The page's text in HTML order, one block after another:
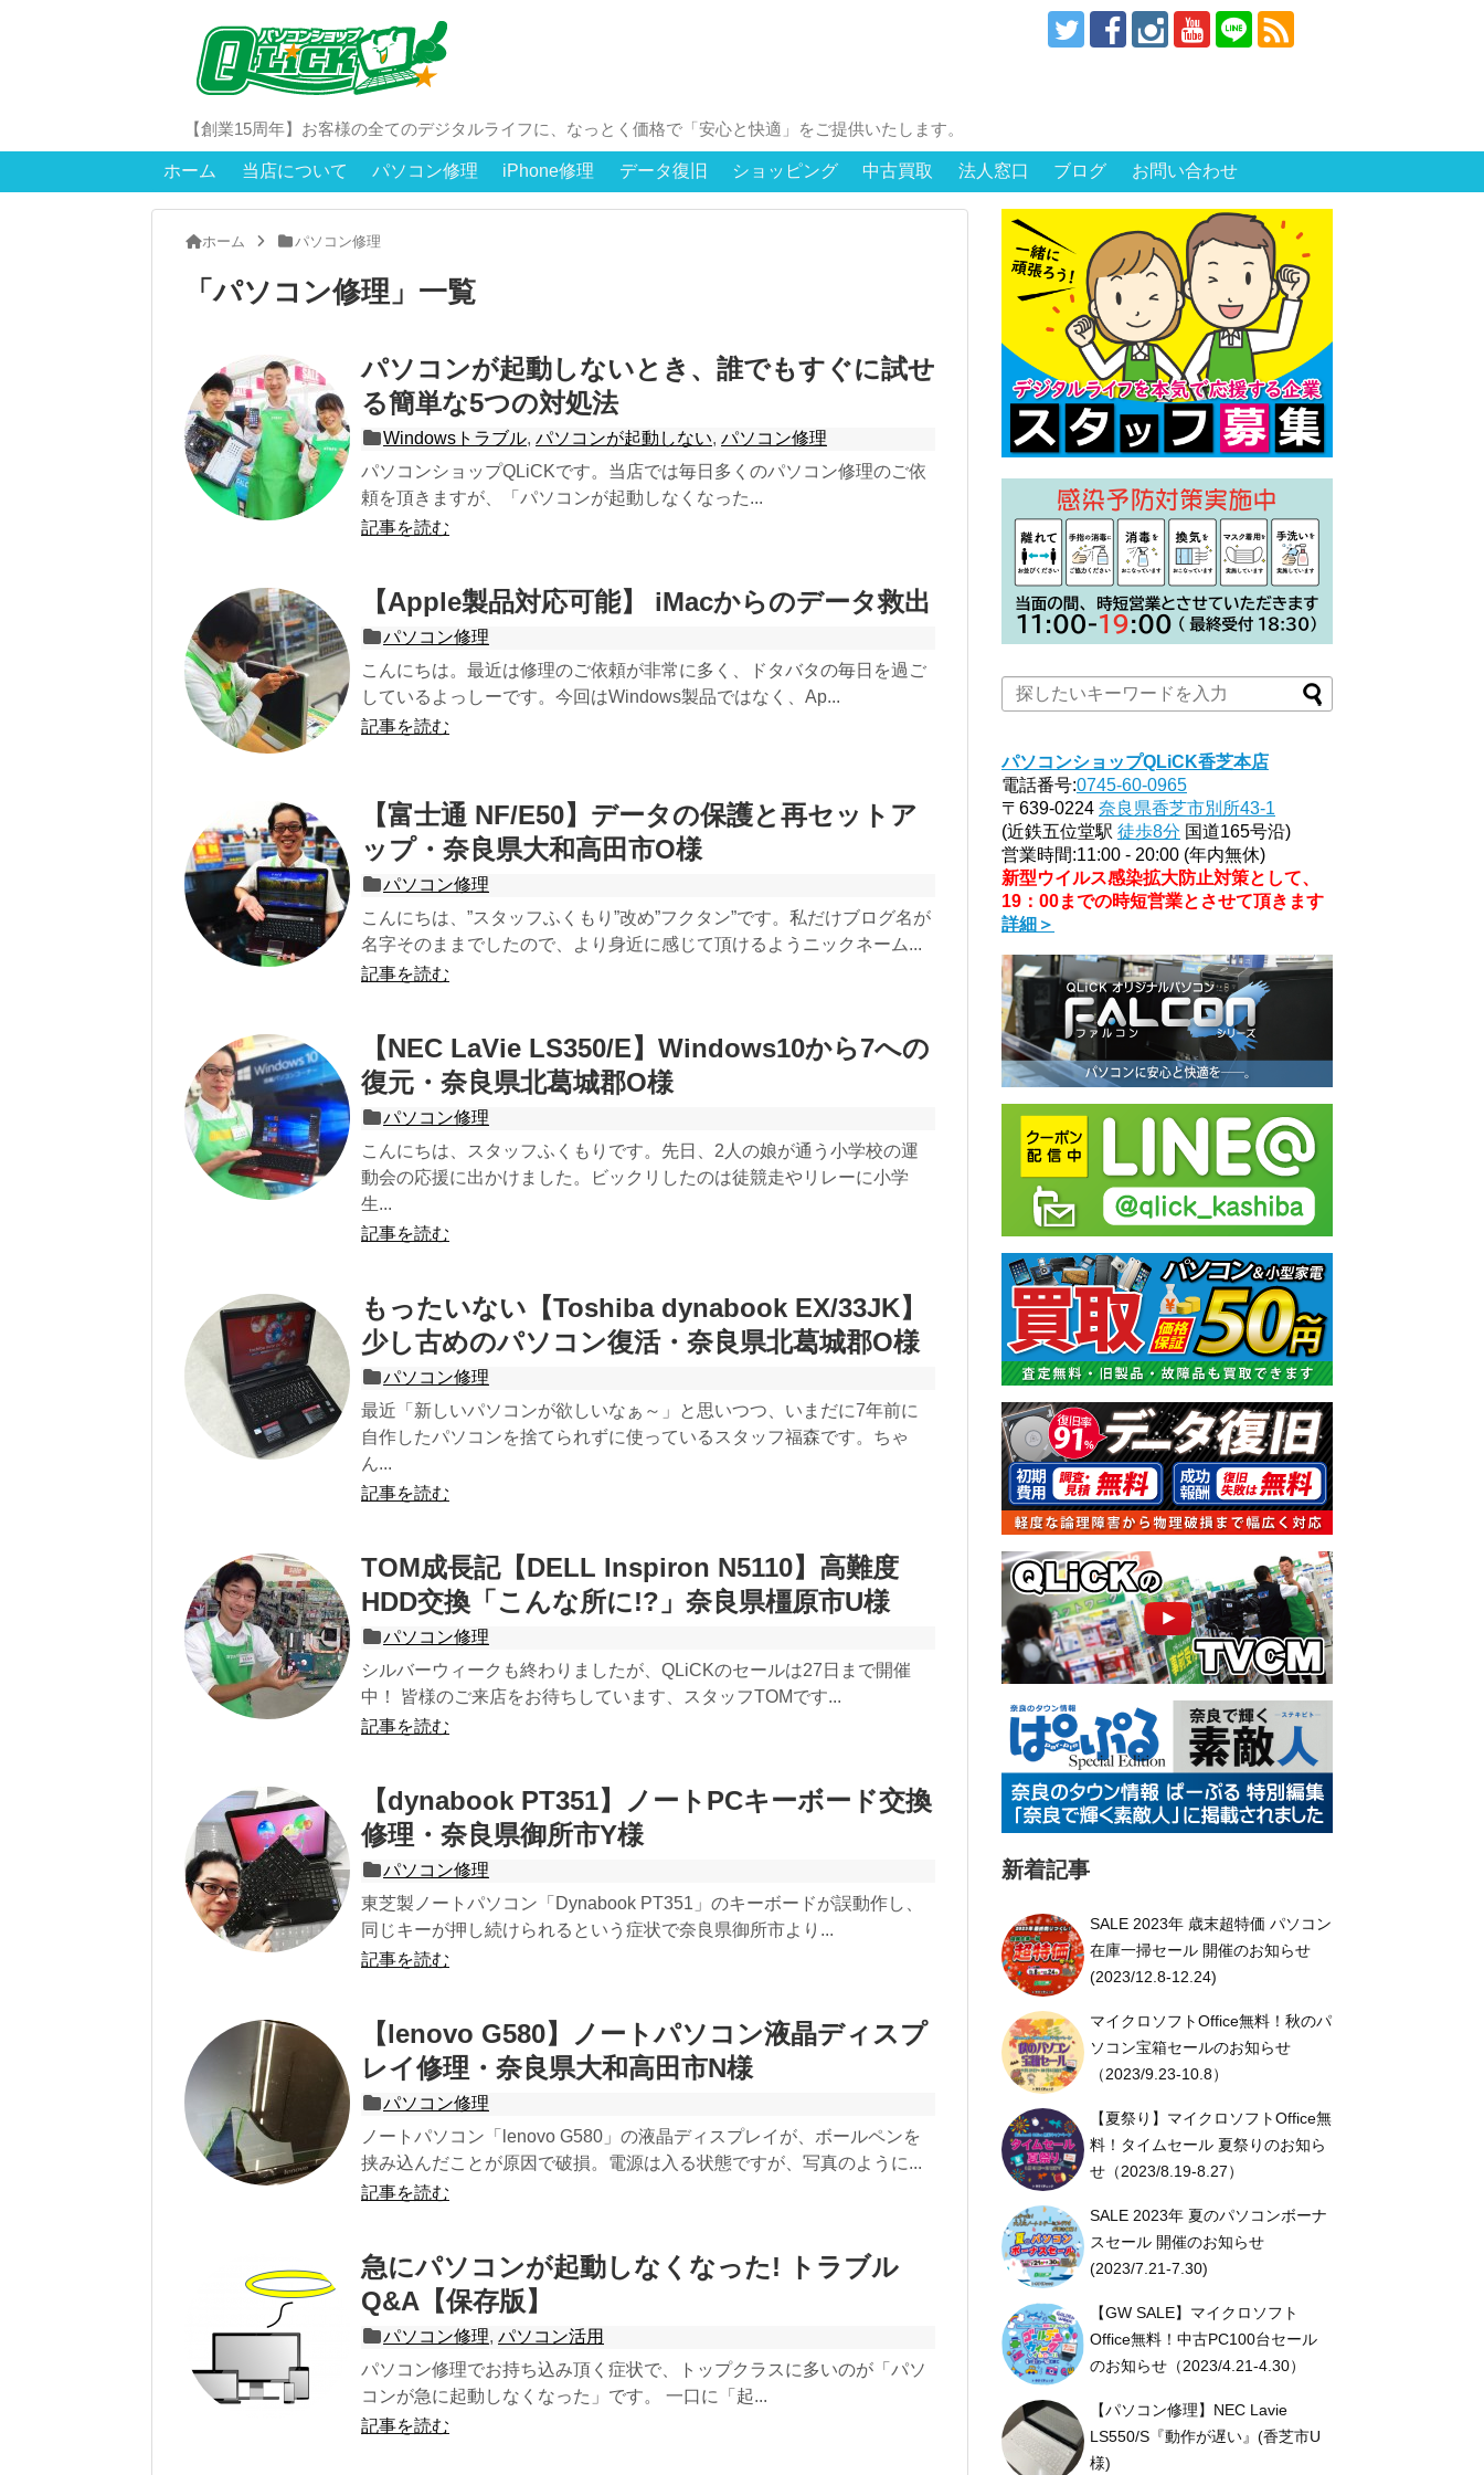
【創業15周年】お客様の全てのデジタルライフに、なっとく価格で「安心と快適」をご提供いたします。
ホーム 当店について パソコン修理 iPhone修理 データ復旧 ショッピング 中古買取 法人窓口 ブログ お問い合わせ
ホーム パソコン修理
「パソコン修理 」 一覧
パソコンが起動しないとき、誰でもすぐに試せ
る簡単な5つの対処法
Windowsトラブル, パソコンが起動しない, パソコン修理
パソコンショップQLiCKです。当店では毎日多くのパソコン修理のご依
頼を頂きますが、「パソコンが起動しなくなった...
記事を読む
【Apple製品対応可能】 iMacからのデータ救出
パソコン修理
こんにちは。最近は修理のご依頼が非常に多く、ドタバタの毎日を過ご
しているよっしーです。今回はWindows製品ではなく、Ap...
記事を読む
【富士通 NF/E50】データの保護と再セットア
ップ・奈良県大和高田市O様
パソコン修理
こんにちは、”スタッフふくもり”改め”フクタン”です。私だけブログ名が
名字そのままでしたので、より身近に感じて頂けるようニックネーム...
記事を読む
【NEC LaVie LS350/E】Windows10から7への
復元・奈良県北葛城郡O様
パソコン修理
こんにちは、スタッフふくもりです。先日、2人の娘が通う小学校の運
動会の応援に出かけました。ビックリしたのは徒競走やリレーに小学
生...
記事を読む
もったいない【Toshiba dynabook EX/33JK】
少し古めのパソコン復活・奈良県北葛城郡O様
パソコン修理
最近「新しいパソコンが欲しいなぁ～」と思いつつ、いまだに7年前に
自作したパソコンを捨てられずに使っているスタッフ福森です。ちゃ
ん...
記事を読む
TOM成長記【DELL Inspiron N5110】高難度
HDD交換「こんな所に!?」奈良県橿原市U様
パソコン修理
シルバーウィークも終わりましたが、QLiCKのセールは27日まで開催
中！ 皆様のご来店をお待ちしています、スタッフTOMです...
記事を読む
【dynabook PT351】ノートPCキーボード交換
修理・奈良県御所市Y様
パソコン修理
東芝製ノートパソコン「Dynabook PT351」のキーボードが誤動作し、
同じキーが押し続けられるという症状で奈良県御所市より...
記事を読む
【lenovo G580】ノートパソコン液晶ディスプ
レイ修理・奈良県大和高田市N様
パソコン修理
ノートパソコン「lenovo G580」の液晶ディスプレイが、ボールペンを
挟み込んだことが原因で破損。電源は入る状態ですが、写真のように...
記事を読む
急にパソコンが起動しなくなった! トラブル
Q&A【保存版】
パソコン修理, パソコン活用
パソコン修理でお持ち込み頂く症状で、トップクラスに多いのが「パソ
コンが急に起動しなくなった」です。 一口に「起...
記事を読む
パソコンショップQLiCK香芝本店
電話番号:0745-60-0965
〒639-0224 奈良県香芝市別所43-1
(近鉄五位堂駅 徒歩8分 国道165号沿)
営業時間:11:00 - 20:00 (年内無休)
新型ウイルス感染拡大防止対策として、
19：00までの時短営業とさせて頂きます
詳細＞
新着記事
SALE 2023年 歳末超特価 パソコン
在庫一掃セール 開催のお知らせ
(2023/12.8-12.24)
マイクロソフトOffice無料！秋のパ
ソコン宝箱セールのお知らせ
（2023/9.23-10.8）
【夏祭り】マイクロソフトOffice無
料！タイムセール 夏祭りのお知ら
せ（2023/8.19-8.27）
SALE 2023年 夏のパソコンボーナ
スセール 開催のお知らせ
(2023/7.21-7.30)
【GW SALE】マイクロソフト
Office無料！中古PC100台セール
のお知らせ（2023/4.21-4.30）
【パソコン修理】NEC Lavie
LS550/S『動作が遅い』(香芝市U
様)